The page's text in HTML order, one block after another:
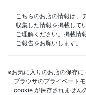
こちらのお店の情報は、
収集した情報を掲載して
ご理解ください。掲載情
ご報告をお願いします。
※お気に入りのお店の保存に
ブラウザのプライベート
cookie が保存されません